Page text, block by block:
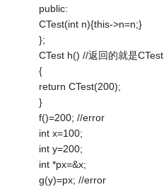
public:
CTest(int n){this->n=n;}
};
CTest h() //返回的就是CTest
{
return CTest(200);
}
f()=200; //error
int x=100;
int y=200;
int *px=&x;
g(y)=px; //error